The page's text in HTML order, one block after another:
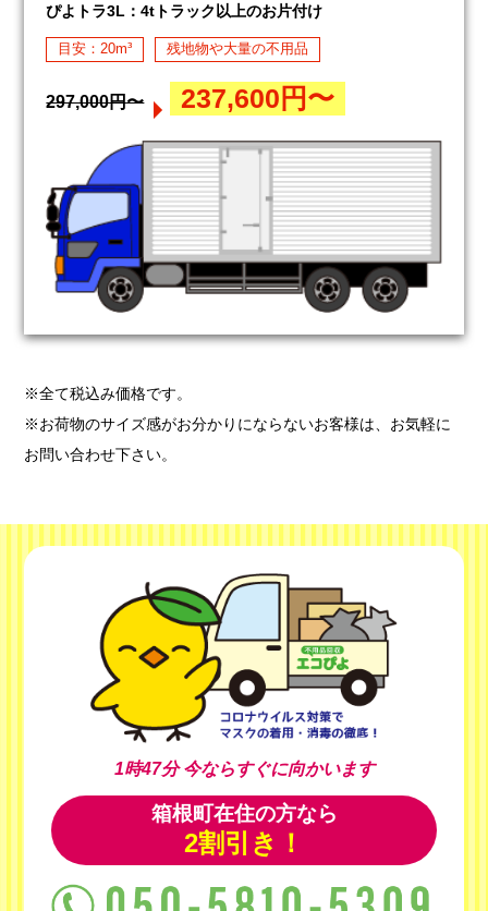
ぴよトラ3L：4tトラック以上のお片付け
目安：20m³ 残地物や大量の不用品
297,000円〜 237,600円〜
※全て税込み価格です。
※お荷物のサイズ感がお分かりにならないお客様は、お気軽に
お問い合わせ下さい。
1時47分今ならすぐに向かいます
箱根町在住の方なら
2割引き！